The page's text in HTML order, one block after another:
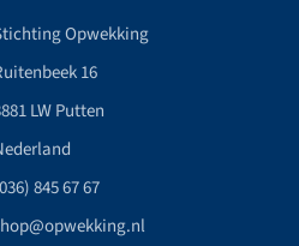
Opwekking
16
LW Putten
845 67 67